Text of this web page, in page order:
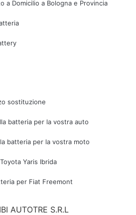
a Domicilio a Bologna e Provincia
sostituzione
batteria per la vostra auto
batteria per la vostra moto
Yaris Ibrida
per Fiat Freemont
AUTOTRE S.R.L